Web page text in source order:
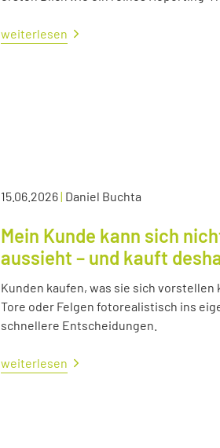
weiterlesen
15.06.2026| Daniel Buchta
Mein Kunde kann sich
aussieht – und kauft
Kunden kaufen, was sie sich
Tore oder Felgen fotorealistisch ins
schnellere Entscheidungen.
weiterlesen